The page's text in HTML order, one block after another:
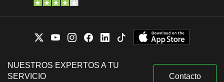
NUESTROS EXPERTOS A TU
SERVICIO
Contacto